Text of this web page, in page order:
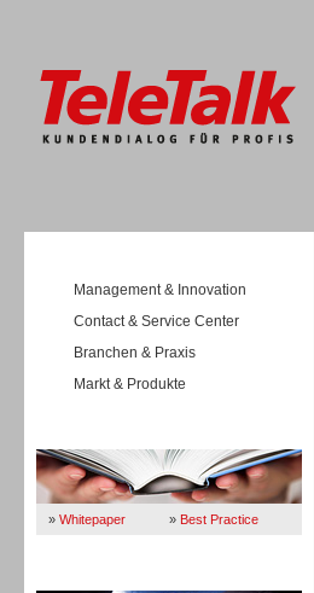
Management & Innovation
Contact & Service Center
Branchen & Praxis
Markt & Produkte
» Whitepaper » Best Practice